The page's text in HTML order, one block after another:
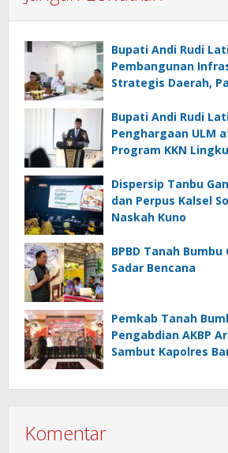
Bupati Andi Rudi
Pembangunan
Strategis Daerah,
Bupati Andi Rudi
Penghargaan ULM
Program KKN
Dispersip Tanbu
dan Perpus Kalsel
Naskah Kuno
BPBD Tanah
Sadar Bencana
Pemkab Tanah
Pengabdian AKBP
Sambut Kapolres
Komentar